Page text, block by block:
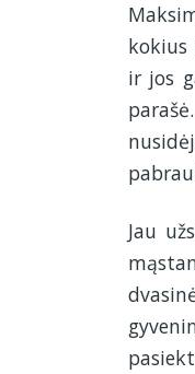
kokius
ir jos
Jau